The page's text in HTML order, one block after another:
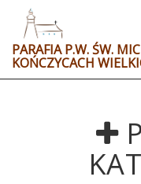
PARAFIA P.W. ŚW.
KOŃCZYCACH